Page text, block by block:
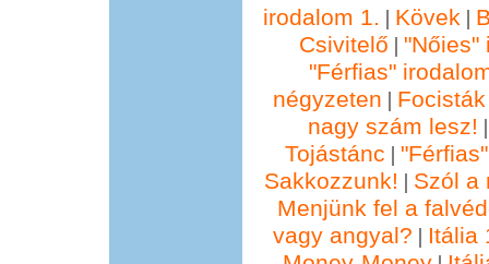
irodalom 1. | Kövek |
Csivitelő | "Nőies"
"Férfias"
négyzeten | Focisták
nagy szám lesz!
Tojástánc |
Sakkozzunk! | Szól a
Menjünk fel a
vagy angyal? | Itália